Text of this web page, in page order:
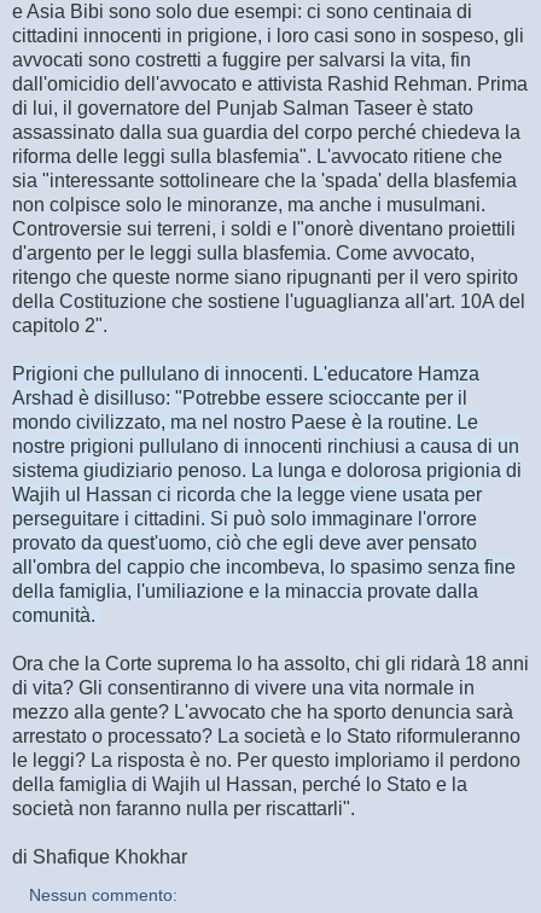
e Asia Bibi sono solo due esempi: ci sono centinaia di
cittadini innocenti in prigione, i loro casi sono in sospeso, gli
avvocati sono costretti a fuggire per salvarsi la vita, fin
dall'omicidio dell'avvocato e attivista Rashid Rehman. Prima
di lui, il governatore del Punjab Salman Taseer è stato
assassinato dalla sua guardia del corpo perché chiedeva la
riforma delle leggi sulla blasfemia". L'avvocato ritiene che
sia "interessante sottolineare che la 'spada' della blasfemia
non colpisce solo le minoranze, ma anche i musulmani.
Controversie sui terreni, i soldi e l"onorè diventano proiettili
d'argento per le leggi sulla blasfemia. Come avvocato,
ritengo che queste norme siano ripugnanti per il vero spirito
della Costituzione che sostiene l'uguaglianza all'art. 10A del
capitolo 2".
Prigioni che pullulano di innocenti. L'educatore Hamza
Arshad è disilluso: "Potrebbe essere scioccante per il
mondo civilizzato, ma nel nostro Paese è la routine. Le
nostre prigioni pullulano di innocenti rinchiusi a causa di un
sistema giudiziario penoso. La lunga e dolorosa prigionia di
Wajih ul Hassan ci ricorda che la legge viene usata per
perseguitare i cittadini. Si può solo immaginare l'orrore
provato da quest'uomo, ciò che egli deve aver pensato
all'ombra del cappio che incombeva, lo spasimo senza fine
della famiglia, l'umiliazione e la minaccia provate dalla
comunità.
Ora che la Corte suprema lo ha assolto, chi gli ridarà 18 anni
di vita? Gli consentiranno di vivere una vita normale in
mezzo alla gente? L'avvocato che ha sporto denuncia sarà
arrestato o processato? La società e lo Stato riformuleranno
le leggi? La risposta è no. Per questo imploriamo il perdono
della famiglia di Wajih ul Hassan, perché lo Stato e la
società non faranno nulla per riscattarli".
di Shafique Khokhar
Nessun commento: